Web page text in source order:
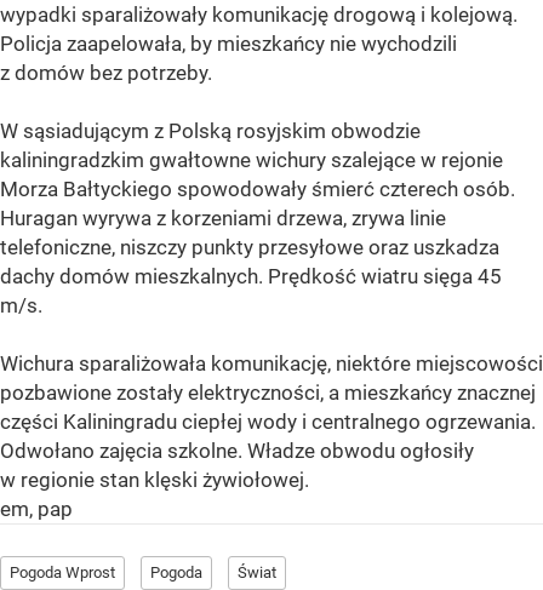
wypadki sparaliżowały komunikację drogową i kolejową.
Policja zaapelowała, by mieszkańcy nie wychodzili
z domów bez potrzeby.
W sąsiadującym z Polską rosyjskim obwodzie
kaliningradzkim gwałtowne wichury szalejące w rejonie
Morza Bałtyckiego spowodowały śmierć czterech osób.
Huragan wyrywa z korzeniami drzewa, zrywa linie
telefoniczne, niszczy punkty przesyłowe oraz uszkadza
dachy domów mieszkalnych. Prędkość wiatru sięga 45
m/s.
Wichura sparaliżowała komunikację, niektóre miejscowości
pozbawione zostały elektryczności, a mieszkańcy znacznej
części Kaliningradu ciepłej wody i centralnego ogrzewania.
Odwołano zajęcia szkolne. Władze obwodu ogłosiły
w regionie stan klęski żywiołowej.
em, pap
Pogoda Wprost Pogoda Świat